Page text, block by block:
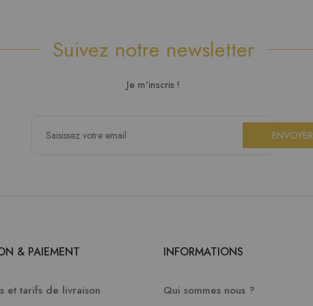
Suivez notre newsletter
Je m'inscris !
ENVOYER
& PAIEMENT
et tarifs de livraison
INFORMATIONS
Qui sommes nous ?